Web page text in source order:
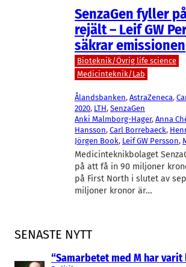
SENASTE NYTT
“Samarbetet med M har
SenzaGen fyller
rejält – Leif GW
säkrar emissionen
Bioteknik/Övrig life science
Medicinteknik/Lab
Ålandsbanken, AstraZeneca,
2020, LTH, SenzaGen
Anki Malmborg-Hager, Anna
Hansson, Carl Borrebaeck,
Jörgen Book, Leif GW Persson,
Medicinteknikbolaget
på att få in 90 miljoner
på First North i slutet av
miljoner kronor är…